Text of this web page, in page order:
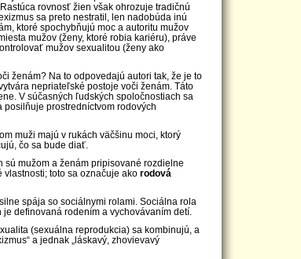
rovnosť žien však ohrozuje tradičnú
sa preto nestratil, len nadobúda inú
ktoré spochybňujú moc a autoritu mužov
mužov (ženy, ktoré robia kariéru), práve
mužov sexualitou (ženy ako
ženám? Na to odpovedajú autori tak, že je to
nepriateľské postoje voči ženám. Táto
V súčasných ľudských spoločnostiach sa
prostredníctvom rodových
muži majú v rukách väčšinu moci, ktorý
čo sa bude diať.
mužom a ženám pripisované rozdielne
toto sa označuje ako rodová
spája so sociálnymi rolami. Sociálna rola
definovaná rodením a vychovávaním detí.
(sexuálna reprodukcia) sa kombinujú, a
a jednak „láskavý, zhovievavý